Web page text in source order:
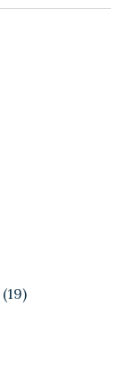
(19)